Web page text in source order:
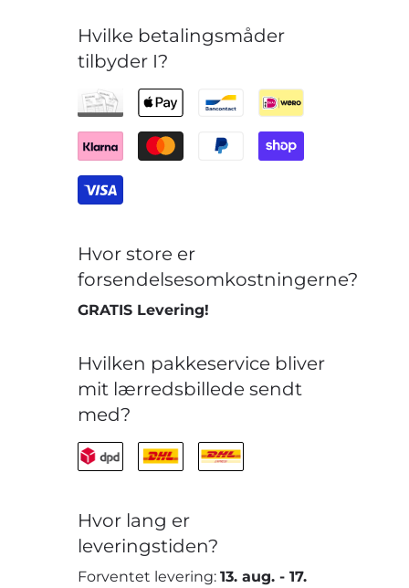
Hvilke betalingsmåder
tilbyder I?
Hvor store er
forsendelsesomkostningerne?
GRATIS Levering!
Hvilken pakkeservice bliver
mit lærredsbillede sendt
med?
Hvor lang er
leveringstiden?
Forventet levering:13. aug. -17.